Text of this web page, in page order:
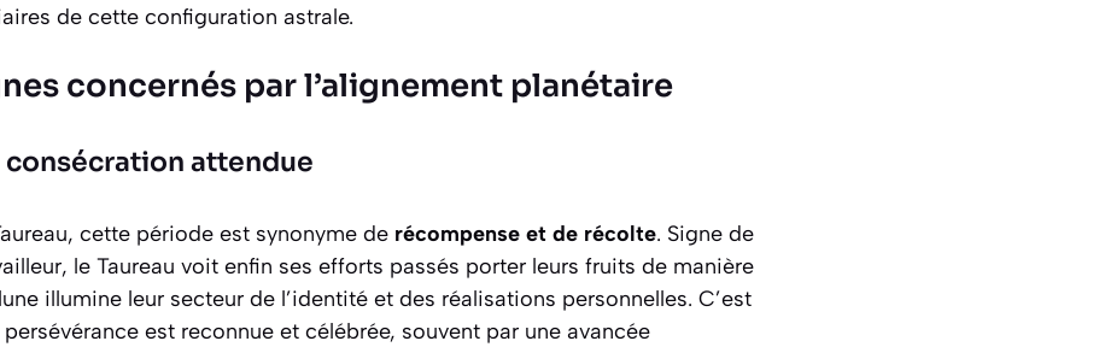
de cette configuration astrale.
concernés par l’alignement planétaire
consécration attendue
cette période est synonyme de récompense et de récolte. Signe de
le Taureau voit enfin ses efforts passés porter leurs fruits de manière
illumine leur secteur de l’identité et des réalisations personnelles. C’est
est reconnue et célébrée, souvent par une avancée